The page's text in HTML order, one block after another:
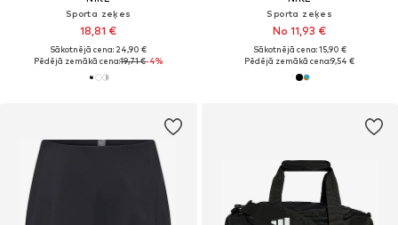
Sporta zeķes
18,81 €
Sākotnējā cena: 24,90 €
Pēdējā zemākā cena:19,71 €-4%
Sporta zeķes
No 11,93 €
Sākotnējā cena: 15,90 €
Pēdējā zemākā cena:9,54 €